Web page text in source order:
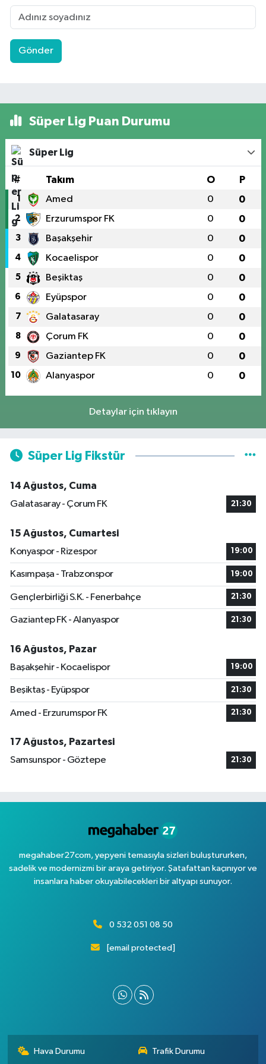
Gönder
Süper Lig Puan Durumu
Süper Lig
# Takım O P
1 Amed 0 0
2 Erzurumspor FK 0 0
3 Başakşehir 0 0
4 Kocaelispor 0 0
5 Beşiktaş 0 0
6 Eyüpspor 0 0
7 Galatasaray 0 0
8 Çorum FK 0 0
9 Gaziantep FK 0 0
10 Alanyaspor 0 0
Detaylar için tıklayın
Süper Lig Fikstür
14 Ağustos, Cuma
Galatasaray - Çorum FK
21:30
15 Ağustos, Cumartesi
Konyaspor - Rizespor
19:00
Kasımpaşa - Trabzonspor 19:00
Gençlerbirliği S.K. - Fenerbahçe 21:30
Gaziantep FK - Alanyaspor 21:30
16 Ağustos, Pazar
Başakşehir - Kocaelispor
19:00
Beşiktaş - Eyüpspor 21:30
Amed - Erzurumspor FK 21:30
17 Ağustos, Pazartesi
Samsunspor - Göztepe
21:30
megahaber27com, yepyeni temasıyla sizleri buluştururken,
sadelik ve modernizmi bir araya getiriyor. Şatafattan kaçınıyor ve
insanlara haber okuyabilecekleri bir altyapı sunuyor.
0 532 051 08 50
[email protected]
Hava Durumu Trafik Durumu